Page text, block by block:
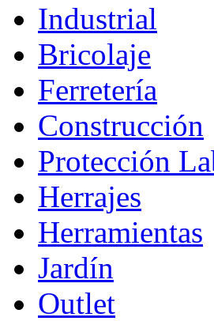
Industrial
Bricolaje
Ferretería
Construcción
Protección
Herrajes
Herramientas
Jardín
Outlet